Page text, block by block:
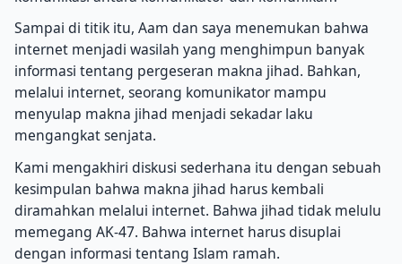
Sampai di titik itu, Aam dan saya menemukan bahwa
internet menjadi wasilah yang menghimpun banyak
informasi tentang pergeseran makna jihad. Bahkan,
melalui internet, seorang komunikator mampu
menyulap makna jihad menjadi sekadar laku
mengangkat senjata.
Kami mengakhiri diskusi sederhana itu dengan sebuah
kesimpulan bahwa makna jihad harus kembali
diramahkan melalui internet. Bahwa jihad tidak melulu
memegang AK-47. Bahwa internet harus disuplai
dengan informasi tentang Islam ramah.